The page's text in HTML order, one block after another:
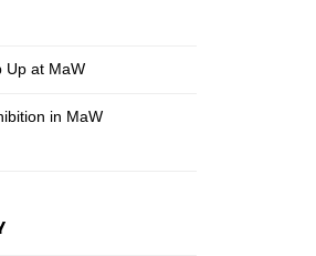
Up at MaW
in MaW